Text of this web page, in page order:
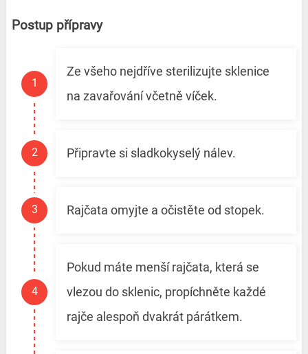
Postup přípravy
Ze všeho nejdříve sterilizujte sklenice
na zavařování včetně víček.
Připravte si sladkokyselý nálev.
Rajčata omyjte a očistěte od stopek.
Pokud máte menší rajčata, která se
vlezou do sklenic, propíchněte každé
rajče alespoň dvakrát párátkem.